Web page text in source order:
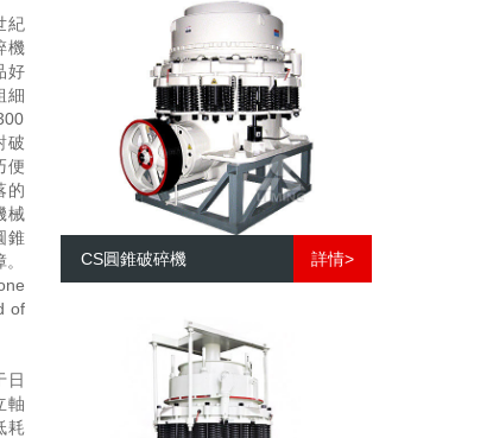
紀
機
好
細
破
便
的
械
錐
of
日
軸
耗
CS圓錐破碎機 詳情>